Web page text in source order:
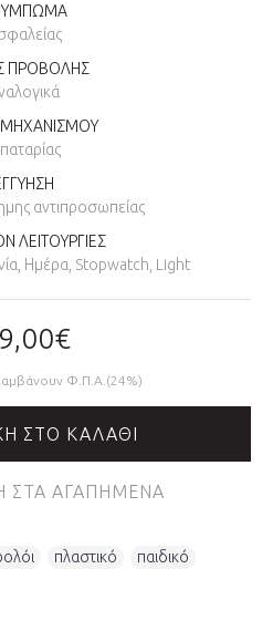
ΠΡΟΒΟΛΗΣ
αντιπροσωπείας
ΛΕΙΤΟΥΡΓΙΕΣ
Ημέρα, Stopwatch, Light
Φ.Π.Α.(24%)
ΣΤΟ ΚΑΛΆΘΙ
ΣΤΑ ΑΓΑΠΗΜΈΝΑ
πλαστικό παιδικό